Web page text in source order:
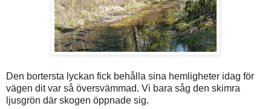
Den bortersta lyckan fick behålla sina hemligheter idag för
vägen dit var så översvämmad. Vi bara såg den skimra
ljusgrön där skogen öppnade sig.